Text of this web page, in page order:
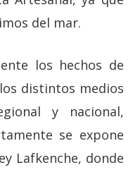
del mar.
los hechos de
distintos medios
y nacional,
se expone
Lafkenche, donde